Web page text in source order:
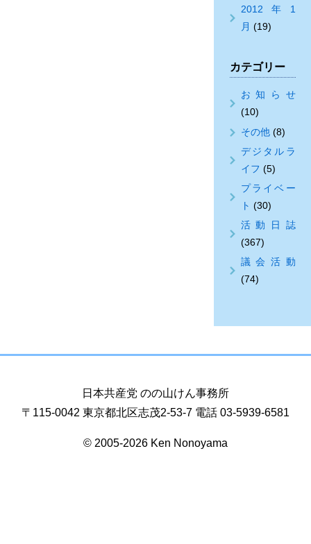
2012年1
月 (19)
カテゴリー
お知らせ
(10)
その他(8)
デジタルラ
イフ (5)
プライベー
ト (30)
活動日誌
(367)
議会活動
(74)
日本共産党 のの山けん事務所
〒115-0042 東京都北区志茂2-53-7 電話 03-5939-6581
© 2005-2026 Ken Nonoyama